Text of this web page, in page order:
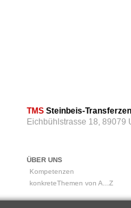
TMS Steinbeis-
Eichbühlstrasse 18, 89079
ÜBER UNS
Kompetenzen
konkreteThemen von A...Z